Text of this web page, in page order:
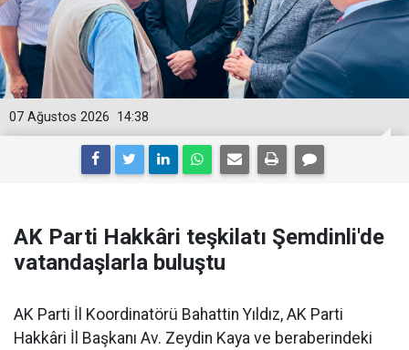
14:38
07 Ağustos 2026
AK Parti Hakkâri teşkilatı Şemdinli'de
vatandaşlarla buluştu
AK Parti İl Koordinatörü Bahattin Yıldız, AK Parti
Hakkâri İl Başkanı Av. Zeydin Kaya ve beraberindeki